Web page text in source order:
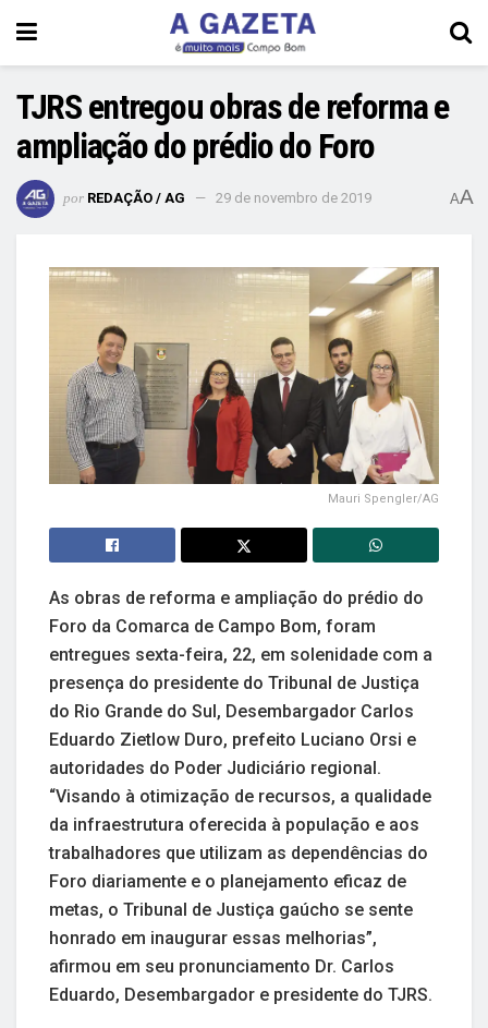
TJRS entregou obras de reforma e
ampliação do prédio do Foro
por REDAÇÃO / AG 29 de novembro de 2019 AA
Mauri Spengler/AG
As obras de reforma e ampliação do prédio do
Foro da Comarca de Campo Bom, foram
entregues sexta-feira, 22, em solenidade com a
presença do presidente do Tribunal de Justiça
do Rio Grande do Sul, Desembargador Carlos
Eduardo Zietlow Duro, prefeito Luciano Orsi e
autoridades do Poder Judiciário regional.
“Visando à otimização de recursos, a qualidade
da infraestrutura oferecida à população e aos
trabalhadores que utilizam as dependências do
Foro diariamente e o planejamento eficaz de
metas, o Tribunal de Justiça gaúcho se sente
honrado em inaugurar essas melhorias”,
afirmou em seu pronunciamento Dr. Carlos
Eduardo, Desembargador e presidente do TJRS.